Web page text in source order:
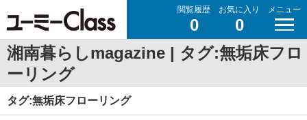
閲覧履歴
0
お気に入り
0
メニュー
湘南暮らしmagazine | タグ:無垢床フロ
ーリング
タグ:無垢床フローリング